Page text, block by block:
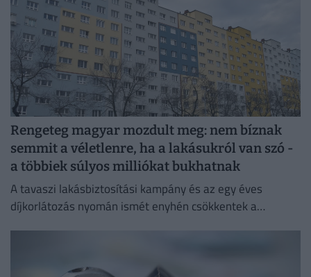
Rengeteg magyar mozdult meg: nem bíznak
semmit a véletlenre, ha a lakásukról van szó -
a többiek súlyos milliókat bukhatnak
A tavaszi lakásbiztosítási kampány és az egy éves
díjkorlátozás nyomán ismét enyhén csökkentek a